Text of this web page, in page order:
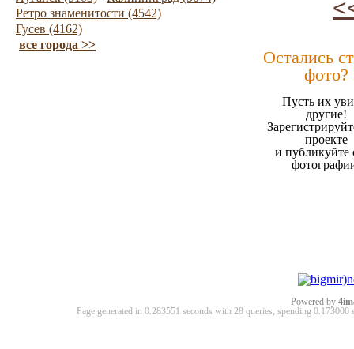
Ретро знаменитости (4542)
Гусев (4162)
все города >>
Остались
фото?
Пусть их
другие!
проекте
и публикуйте
Powered by
Page generated in 0.283551 seconds with 28 queries, spending